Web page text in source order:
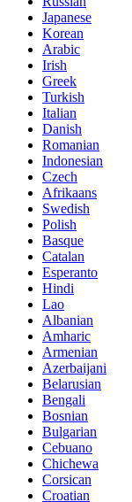
Japanese
Korean
Arabic
Irish
Greek
Turkish
Italian
Danish
Romanian
Indonesian
Czech
Afrikaans
Swedish
Polish
Basque
Catalan
Esperanto
Hindi
Lao
Albanian
Amharic
Armenian
Azerbaijani
Belarusian
Bengali
Bosnian
Bulgarian
Cebuano
Chichewa
Corsican
Croatian